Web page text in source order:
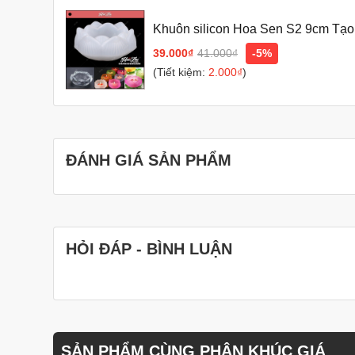
nhiên, nếu chỉ ngâm nước lạnh mà không ngâm
Bạn có thể phơi khuôn dưới ánh nắng mặt trời
dưới ánh nắng mặt trời, bạn nên lưu ý che đậy
Với cách làm này, khuôn rau câu của bạn sẽ luôn
Thêm một số mẹo giúp khuôn rau câu không bị mốc
Sau khi rửa sạch khuôn, bạn có thể tráng sơ qua
Bạn nên bảo quản khuôn rau câu ở nơi khô ráo,
Khuôn silicon Hoa Sen S2 9cm
39.000₫ 41.000₫
-5%
(Tiết kiệm: 2.000₫)
ĐÁNH GIÁ SẢN PHẨM
HỎI ĐÁP - BÌNH LUẬN
SẢN PHẨM CÙNG PHÂN KHÚC GIÁ